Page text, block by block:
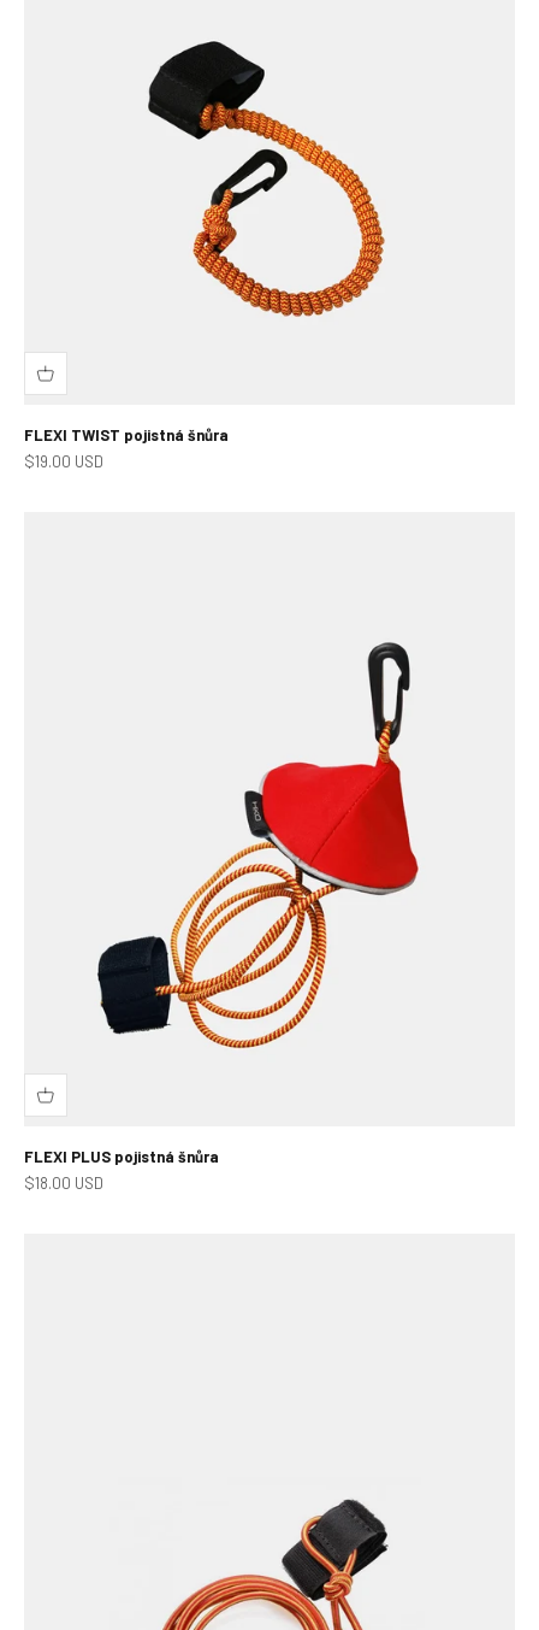
FLEXI TWIST pojistná šnůra
Prodejní cena
$19.00 USD
FLEXI PLUS pojistná šnůra
Prodejní cena
$18.00 USD